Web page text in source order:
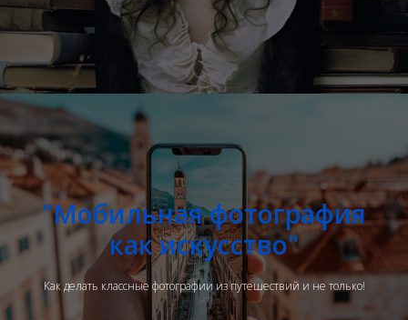
"Мобильная фотография
как искусство"
Как делать классные фотографии из путешествий и не только!